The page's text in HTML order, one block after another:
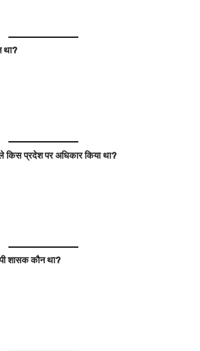
था?
प्रदेश पर अधिकार किया था?
शासक कौन था?